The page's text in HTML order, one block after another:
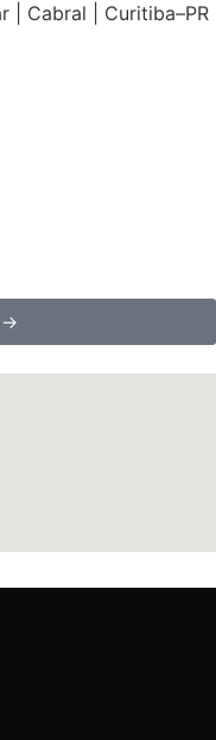
| Cabral | Curitiba–PR
→